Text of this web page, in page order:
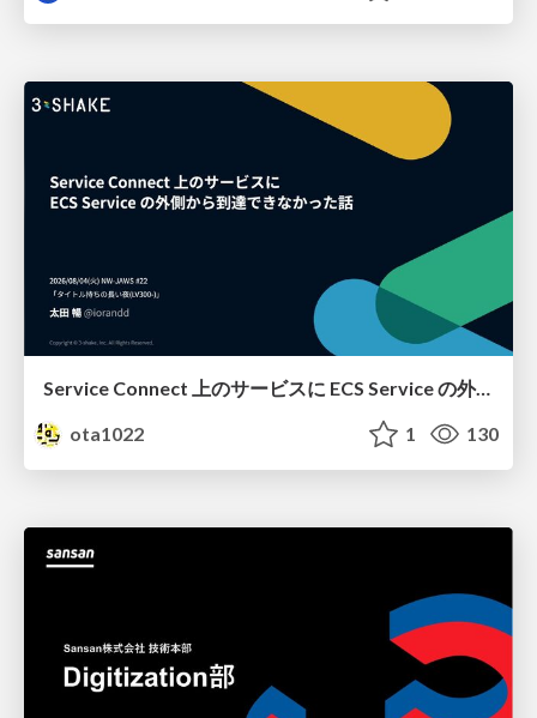
Service Connect 上のサービスに ECS Service の外側から到達できなかった話
ota1022
1 130